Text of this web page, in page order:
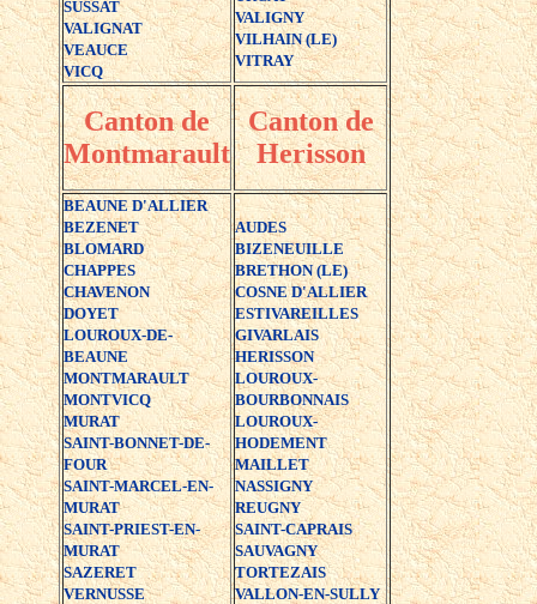
SUSSAT
VALIGNAT
VEAUCE
VICQ
VALIGNY
VILHAIN (LE)
VITRAY
Canton de
Montmarault
Canton de
Herisson
BEAUNE D'ALLIER
BEZENET
BLOMARD
CHAPPES
CHAVENON
DOYET
LOUROUX-DE-
BEAUNE
MONTMARAULT
MONTVICQ
MURAT
SAINT-BONNET-DE-
FOUR
SAINT-MARCEL-EN-
MURAT
SAINT-PRIEST-EN-
MURAT
SAZERET
VERNUSSE
AUDES
BIZENEUILLE
BRETHON (LE)
COSNE D'ALLIER
ESTIVAREILLES
GIVARLAIS
HERISSON
LOUROUX-
BOURBONNAIS
LOUROUX-
HODEMENT
MAILLET
NASSIGNY
REUGNY
SAINT-CAPRAIS
SAUVAGNY
TORTEZAIS
VALLON-EN-SULLY